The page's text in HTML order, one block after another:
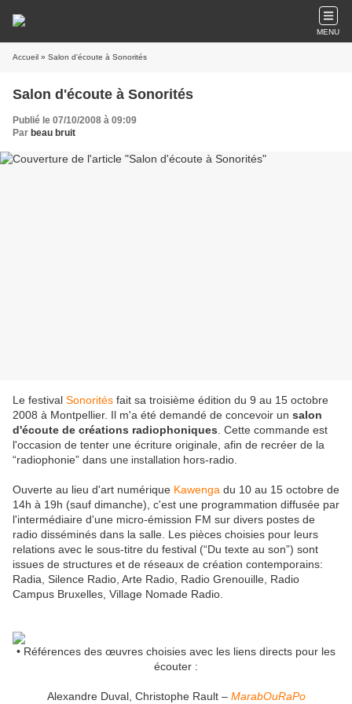
MENU
Accueil » Salon d'écoute à Sonorités
Salon d'écoute à Sonorités
Publié le 07/10/2008 à 09:09
Par beau bruit
Le festival Sonorités fait sa troisième édition du 9 au 15 octobre
2008 à Montpellier. Il m'a été demandé de concevoir un salon
d'écoute de créations radiophoniques . Cette commande est
l'occasion de tenter une écriture originale, afin de recréer de la
“radiophonie” dans une installation hors-radio.
Ouverte au lieu d'art numérique Kawenga du 10 au 15 octobre de
14h à 19h (sauf dimanche), c'est une programmation diffusée par
l'intermédiaire d'une micro-émission FM sur divers postes de
radio disséminés dans la salle. Les pièces choisies pour leurs
relations avec le sous-titre du festival (“Du texte au son”) sont
issues de structures et de réseaux de création contemporains:
Radia, Silence Radio, Arte Radio, Radio Grenouille, Radio
Campus Bruxelles, Village Nomade Radio.
• Références des œuvres choisies avec les liens directs pour les
écouter :
Alexandre Duval, Christophe Rault – MarabOuRaPo